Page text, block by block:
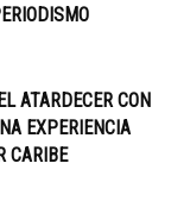
ATARDECER CON
EXPERIENCIA
CARIBE